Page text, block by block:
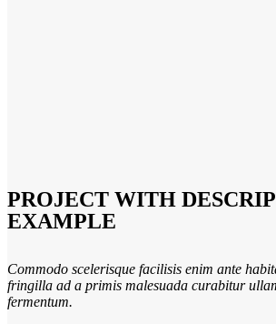
PROJECT WITH
EXAMPLE
Commodo scelerisque facilisis enim ante
fringilla ad a primis malesuada curabitur
fermentum.